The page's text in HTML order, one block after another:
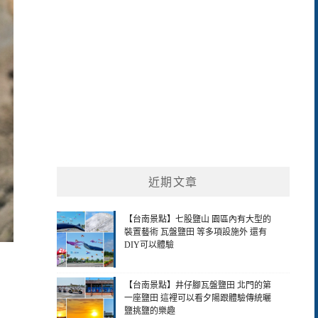
近期文章
【台南景點】七股鹽山 園區內有大型的
裝置藝術 瓦盤鹽田 等多項設施外 還有
DIY可以體驗
【台南景點】井仔腳瓦盤鹽田 北門的第
一座鹽田 這裡可以看夕陽跟體驗傳統曬
鹽挑鹽的樂趣